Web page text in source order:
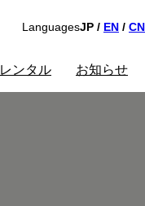
LanguagesJP / EN / CN
レンタル お知らせ